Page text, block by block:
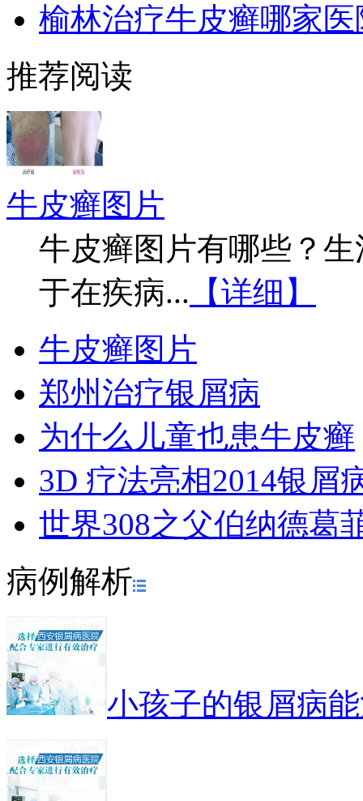
榆林治疗牛皮癣哪家医
推荐阅读
牛皮癣图片
牛皮癣图片有哪些？
于在疾病... 【详细】
牛皮癣图片
郑州治疗银屑病
为什么儿童也患牛皮癣
3D 疗法亮相2014银屑
世界308之父伯纳德葛
病例解析
小孩子的银屑病